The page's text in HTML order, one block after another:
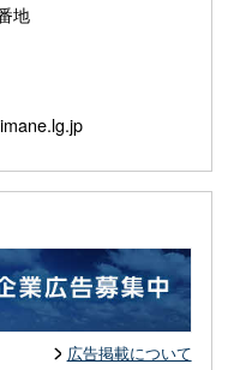
地
広告掲載について